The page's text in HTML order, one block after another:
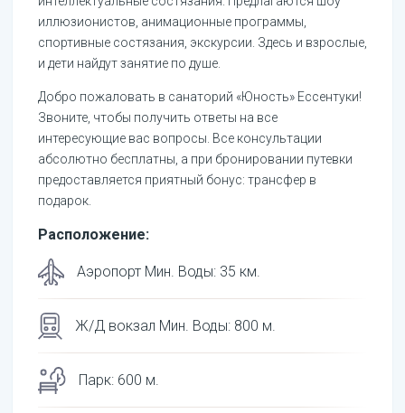
иллюзионистов, анимационные программы,
спортивные состязания, экскурсии. Здесь и взрослые,
и дети найдут занятие по душе.
Добро пожаловать в санаторий «Юность» Ессентуки!
Звоните, чтобы получить ответы на все
интересующие вас вопросы. Все консультации
абсолютно бесплатны, а при бронировании путевки
предоставляется приятный бонус: трансфер в
подарок.
Расположение:
Аэропорт Мин. Воды: 35 км.
Ж/Д вокзал Мин. Воды: 800 м.
Парк: 600 м.